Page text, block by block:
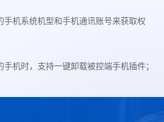
手机系统机型和手机通讯账号来获取权
机时，支持一键卸载被控端手机插件；